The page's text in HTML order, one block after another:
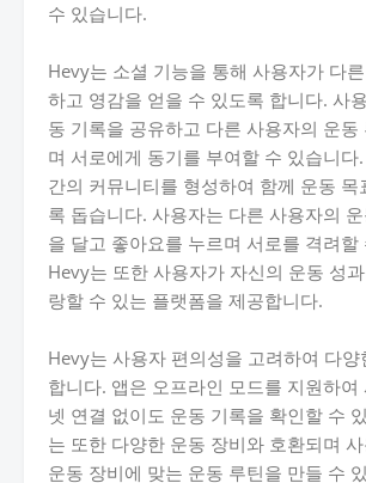
수 있습니다.
Hevy는 소셜 기능을 통해 사용자가 다
하고 영감을 얻을 수 있도록 합니다. 사
동 기록을 공유하고 다른 사용자의 운동
며 서로에게 동기를 부여할 수 있습니
간의 커뮤니티를 형성하여 함께 운동 목
록 돕습니다. 사용자는 다른 사용자의
을 달고 좋아요를 누르며 서로를 격려할
Hevy는 또한 사용자가 자신의 운동 성
랑할 수 있는 플랫폼을 제공합니다.
Hevy는 사용자 편의성을 고려하여 다양
합니다. 앱은 오프라인 모드를 지원하여
넷 연결 없이도 운동 기록을 확인할 수
는 또한 다양한 운동 장비와 호환되며
운동 장비에 맞는 운동 루틴을 만들 수